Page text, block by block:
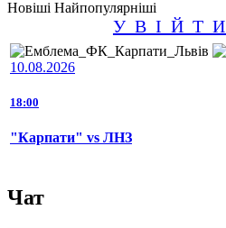
Новіші Найпопулярніші
УВІЙТИ
10.08.2026
18:00
"Карпати" vs ЛНЗ
Чат